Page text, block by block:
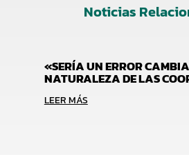
Noticias
«SERÍA UN ERROR
NATURALEZA DE LAS
LEER MÁS